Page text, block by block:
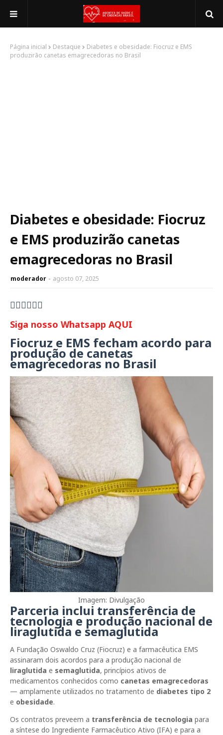
Página inicial Destaque
Diabetes e obesidade: Fiocruz e EMS
produzirão canetas emagrecedoras no Brasil
Diabetes e obesidade: Fiocruz
e EMS produzirão canetas
emagrecedoras no Brasil
moderador agosto 07, 2025
👇🏻👇🏻👇🏻
Siga nosso Whatsapp AQUI
Fiocruz e EMS fecham acordo para
produção de canetas
emagrecedoras no Brasil
Imagem: Divulgação
Parceria inclui transferência de
tecnologia e produção nacional de
liraglutida e semaglutida
A Fundação Oswaldo Cruz (Fiocruz) e a farmacêutica EMS
assinaram dois acordos para a produção nacional de
liraglutida e semaglutida, princípios ativos de
medicamentos conhecidos como canetas emagrecedoras
— amplamente utilizados no tratamento de diabetes tipo 2
e obesidade.
Os contratos preveem a transferência de tecnologia para
a síntese do Ingrediente Farmacêutico Ativo (IFA) e para a